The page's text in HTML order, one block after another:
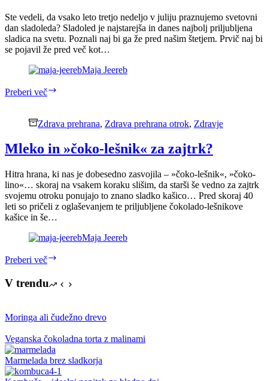
Ste vedeli, da vsako leto tretjo nedeljo v juliju praznujemo svetovni
dan sladoleda? Sladoled je najstarejša in danes najbolj priljubljena
sladica na svetu. Poznali naj bi ga že pred našim štetjem. Prvič naj bi
se pojavil že pred več kot…
Maja Jeereb
Preberi več
veganski
Zdrava prehrana, Zdrava prehrana otrok, Zdravje
Mleko in »čoko-lešnik« za zajtrk?
Hitra hrana, ki nas je dobesedno zasvojila – »čoko-lešnik«, »čoko-
lino«… skoraj na vsakem koraku slišim, da starši še vedno za zajtrk
svojemu otroku ponujajo to znano sladko kašico… Pred skoraj 40
leti so pričeli z oglaševanjem te priljubljene čokolado-lešnikove
kašice in še…
Maja Jeereb
Preberi več
lešnik«
zajtrk?
V trendu
Moringa ali čudežno drevo
Veganska čokoladna torta z malinami
Marmelada brez sladkorja